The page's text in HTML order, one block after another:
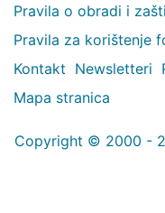
Pravila o obradi i
Pravila za korištenje
Kontakt Newsletteri
Mapa stranica
Copyright © 2000 -